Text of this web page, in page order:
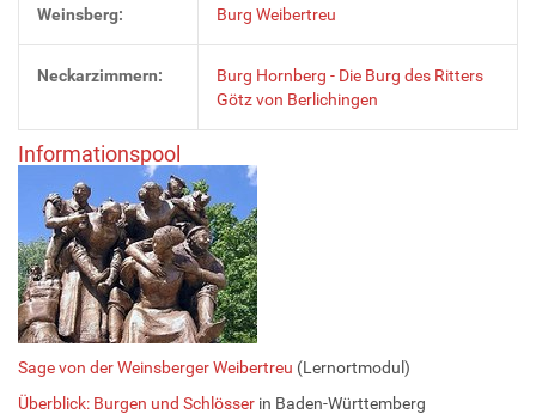
Weinsberg: Burg Weibertreu
Neckarzimmern:
Burg Hornberg - Die Burg des Ritters
Götz von Berlichingen
Informationspool
Sage von der Weinsberger Weibertreu (Lernortmodul)
Überblick: Burgen und Schlösser in Baden-Württemberg